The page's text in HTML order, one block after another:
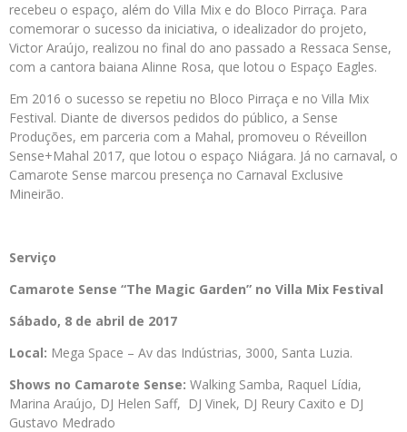
recebeu o espaço, além do Villa Mix e do Bloco Pirraça. Para
comemorar o sucesso da iniciativa, o idealizador do projeto,
Victor Araújo, realizou no final do ano passado a Ressaca Sense,
com a cantora baiana Alinne Rosa, que lotou o Espaço Eagles.
Em 2016 o sucesso se repetiu no Bloco Pirraça e no Villa Mix
Festival. Diante de diversos pedidos do público, a Sense
Produções, em parceria com a Mahal, promoveu o Réveillon
Sense+Mahal 2017, que lotou o espaço Niágara. Já no carnaval, o
Camarote Sense marcou presença no Carnaval Exclusive
Mineirão.
Serviço
Camarote Sense “The Magic Garden” no Villa Mix Festival
Sábado, 8 de abril de 2017
Local: Mega Space – Av das Indústrias, 3000, Santa Luzia.
Shows no Camarote Sense: Walking Samba, Raquel Lídia,
Marina Araújo, DJ Helen Saff, DJ Vinek, DJ Reury Caxito e DJ
Gustavo Medrado